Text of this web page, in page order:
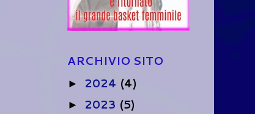
ARCHIVIO SITO
► 2024 (4)
► 2023 (5)